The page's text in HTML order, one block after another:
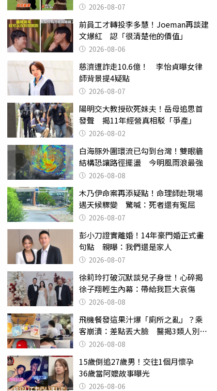
2026-08-07
前員工才轉投李多慧！Joeman再談建
文爆紅 認「很清楚他的價值」
2026-08-06
慈濟遭詐走10.6億！ 李怡貞曝女律
師背景提4疑點
2026-08-07
陽明交大教授砍死妹夫！岳母追思首
發聲 揭11年經營真相駁「爭產」
2026-08-02
白海豚外圍環流已勾到台灣！雙眼牆
結構恐讓路徑擺盪 今明風雨浪最強
2026-08-08
木乃伊命案再添疑點！命理師赴現場
遇天候驟變 驚喊：死者還有冤屈
2026-08-07
彭小刀證實離婚！14年豪門婚正式畫
句點 親曝：我們還是家人
2026-08-07
徐莉玲打破沉默談兒子身世！心碎揭
徐子翔輕生內幕：帶給我巨大哀傷
2026-08-08
飛機餐發這果汁爆「廁所之亂」？乘
客崩潰：差點丟大臉 醫揭3類人別亂
喝 2026-08-08
15歲倒追27歲男！交往1個月懷孕
36歲當阿嬤故事曝光
2026-08-06